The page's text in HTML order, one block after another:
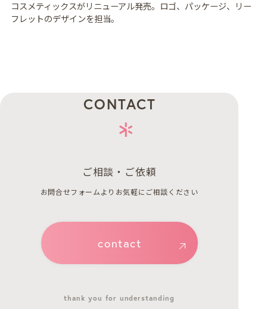
COLUMNNDOのノート
コスメティックスがリニューアル発売。ロゴ、パッケージ、リー
フレットのデザインを担当。
CONTACT
ご相談・ご依頼
お問合せフォームよりお気軽にご相談ください
contact
thank you for understanding